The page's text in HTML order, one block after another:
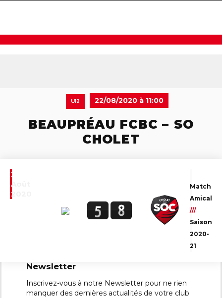
U12 22/08/2020 à 11:00
BEAUPRÉAU FCBC – SO
CHOLET
22
Août
2020
5 8
Match
Amical
///
Saison
2020-
21
Newsletter
Inscrivez-vous à notre Newsletter pour ne rien
manquer des dernières actualités de votre club